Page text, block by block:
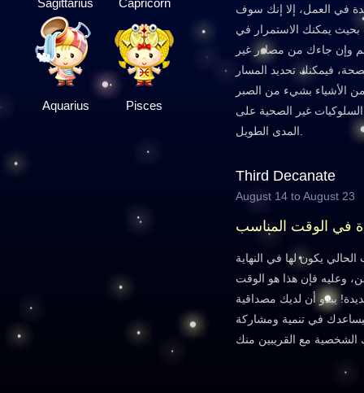
Sagittarius Capricorn
Aquarius Pisces
في العمل، إلا إنك سوف
يمكنك الاستمرار في
وإن جاءك من مصادر غير
فيمكنك تحديد المسار
من الأشياء بشيء من الصبر
غير الصحية على
Third Decanate
August 14 to August 23
في الوقت المناسب
يكون لها في النهاية
وعليه فإن هذا هو الوقت
يبدو أن لديك مصداقية
في تنمية ومشاركة